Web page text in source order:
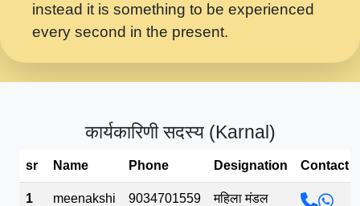
सख भ मझ पयर ह दख भ मझ पयर ह!छड म कस दत
सपरहट भजन 2021 - तर अखय ह जद भर बहर ज म
सपरहट शयम भजन - जय जय शयम जय जय शयम
भव.mp3
instead it is something to be experienced
every second in the present.
कार्यकारिणी सदस्य (Karnal)
sr Name Phone Designation Contact
1
meenakshi
9034701559
महिला मंडल